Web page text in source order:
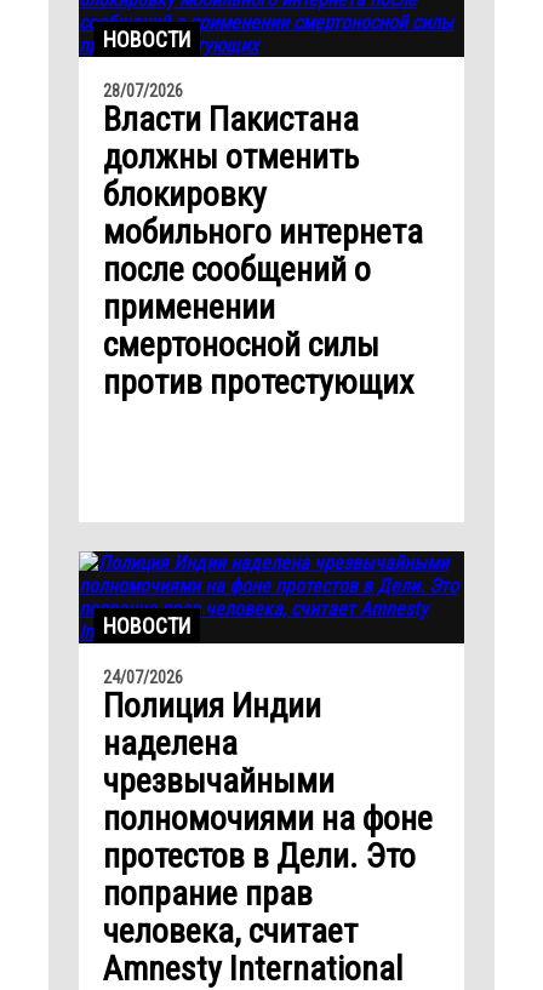
НОВОСТИ
28/07/2026
Власти Пакистана
должны отменить
блокировку
мобильного интернета
после сообщений о
применении
смертоносной силы
против протестующих
НОВОСТИ
24/07/2026
Полиция Индии
наделена
чрезвычайными
полномочиями на фоне
протестов в Дели. Это
попрание прав
человека, считает
Amnesty International